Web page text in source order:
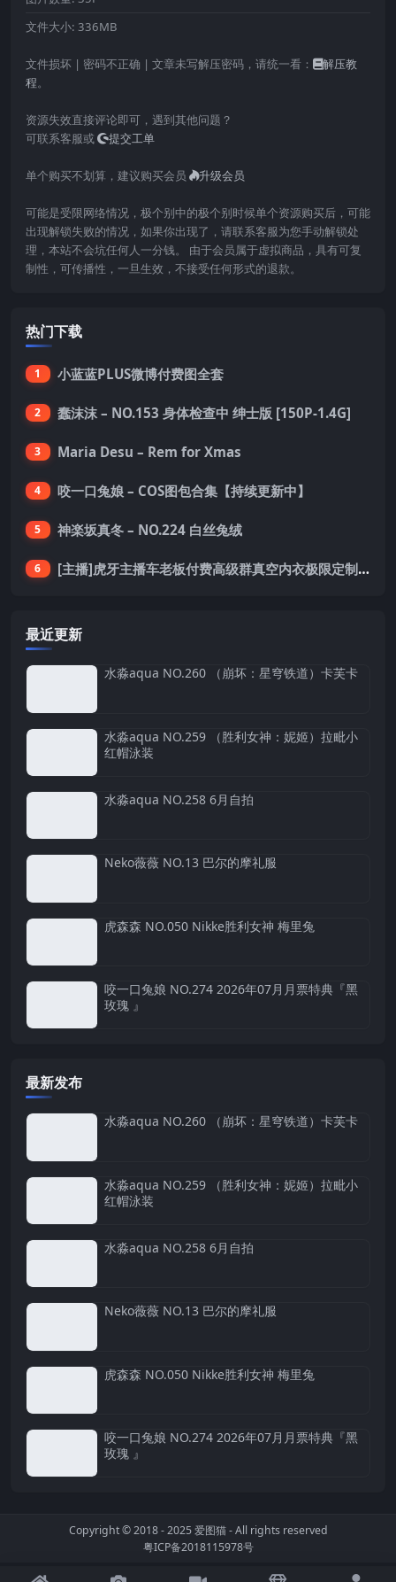
文件大小: 336MB
文件损坏 | 密码不正确 | 文章未写解压密码，请统一看：
解压教
程。
资源失效直接评论即可，遇到其他问题？
可联系客服或
提交工单
单个购买不划算，建议购买会员 升级会员
可能是受限网络情况，极个别中的极个别时候单个资源购买后，可能
出现解锁失败的情况，如果你出现了，请联系客服为您手动解锁处
理，本站不会坑任何人一分钱。 由于会员属于虚拟商品，具有可复
制性，可传播性，一旦生效，不接受任何形式的退款。
热门下载
1 小蓝蓝PLUS微博付费图全套
2 蠢沫沫 – NO.153 身体检查中 绅士版 [150P-1.4G]
3 Maria Desu – Rem for Xmas
4 咬一口兔娘 – COS图包合集【持续更新中】
5 神楽坂真冬 – NO.224 白丝兔绒
6 [主播]虎牙主播车老板付费高级群真空内衣极限定制8分19
最近更新
水淼aqua NO.260 （崩坏：星穹铁道）卡芙卡
水淼aqua NO.259 （胜利女神：妮姬）拉毗小
红帽泳装
水淼aqua NO.258 6月自拍
Neko薇薇 NO.13 巴尔的摩礼服
虎森森 NO.050 Nikke胜利女神 梅里兔
咬一口兔娘 NO.274 2026年07月月票特典『黑
玫瑰 』
最新发布
水淼aqua NO.260 （崩坏：星穹铁道）卡芙卡
水淼aqua NO.259 （胜利女神：妮姬）拉毗小
红帽泳装
水淼aqua NO.258 6月自拍
Neko薇薇 NO.13 巴尔的摩礼服
虎森森 NO.050 Nikke胜利女神 梅里兔
咬一口兔娘 NO.274 2026年07月月票特典『黑
玫瑰 』
Copyright © 2018 - 2025爱图猫- All rights reserved
粤ICP备2018115978号